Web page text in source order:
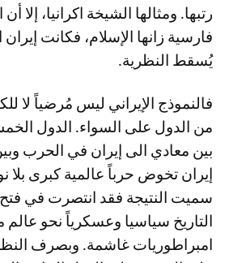
رتبها. ومثالها الشيخة اكرانيا، إلا
فارسية زانها الإسلام، فكانت إيران
يُسقط النظرية.
فالنموذج الإيراني ليس مُرضياً لا
من الدول على السواء. الدول
بين معادي الى إيران في الحرب
إيران تخوض حرباً عالمية كبرى بلا
سميت النتيجة فقد انتصرت في
التاريخ سياسيا وعسكرياً نحو
امبراطوريات غاشمة. وبصرف